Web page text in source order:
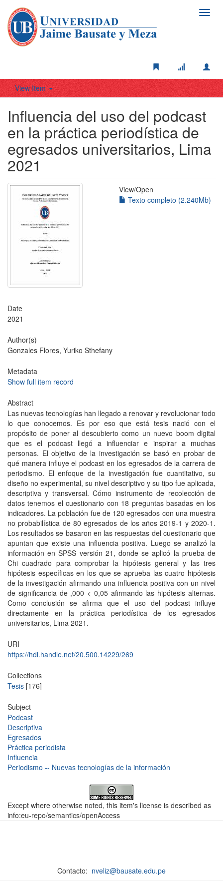
View Item
Influencia del uso del podcast
en la práctica periodística de
egresados universitarios, Lima
2021
View/Open
Texto completo (2.240Mb)
Date
2021
Author(s)
Gonzales Flores, Yuriko Sthefany
Metadata
Show full item record
Abstract
Las nuevas tecnologías han llegado a renovar y revolucionar todo
lo que conocemos. Es por eso que está tesis nació con el
propósito de poner al descubierto como un nuevo boom digital
que es el podcast llegó a influenciar e inspirar a muchas
personas. El objetivo de la investigación se basó en probar de
qué manera influye el podcast en los egresados de la carrera de
periodismo. El enfoque de la investigación fue cuantitativo, su
diseño no experimental, su nivel descriptivo y su tipo fue aplicada,
descriptiva y transversal. Cómo instrumento de recolección de
datos tenemos el cuestionario con 18 preguntas basadas en los
indicadores. La población fue de 120 egresados con una muestra
no probabilística de 80 egresados de los años 2019-1 y 2020-1.
Los resultados se basaron en las respuestas del cuestionario que
apuntan que existe una influencia positiva. Luego se analizó la
información en SPSS versión 21, donde se aplicó la prueba de
Chi cuadrado para comprobar la hipótesis general y las tres
hipótesis específicas en los que se aprueba las cuatro hipótesis
de la investigación afirmando una influencia positiva con un nivel
de significancia de ,000 < 0,05 afirmando las hipótesis alternas.
Como conclusión se afirma que el uso del podcast influye
directamente en la práctica periodística de los egresados
universitarios, Lima 2021.
URI
https://hdl.handle.net/20.500.14229/269
Collections
Tesis [176]
Subject
Podcast
Descriptiva
Egresados
Práctica periodista
Influencia
Periodismo -- Nuevas tecnologías de la información
Except where otherwise noted, this item's license is described as
info:eu-repo/semantics/openAccess
Contacto: nveliz@bausate.edu.pe